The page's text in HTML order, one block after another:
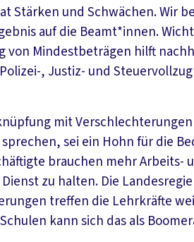
Stärken und Schwächen. Wir
auf die Beamt*innen.
von Mindestbeträgen hilft
, Justiz- und
mit
sei ein Hohn für die
brauchen mehr Arbeits-
zu halten. Die
treffen die Lehrkräfte
kann sich das als